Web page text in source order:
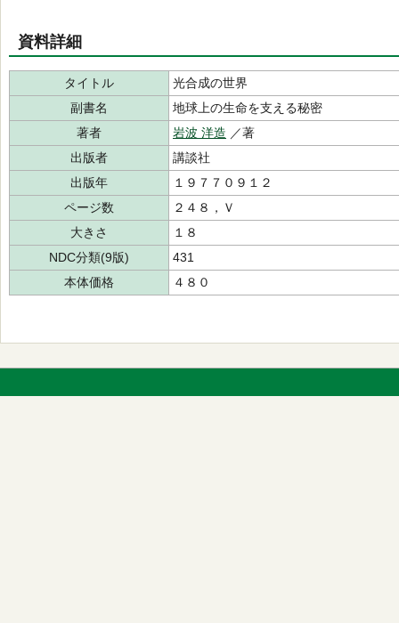
資料詳細
タイトル
光合成の世界
副書名
地球上の生命を支える秘密
著者
岩波 洋造 ／著
出版者
講談社
出版年
１９７７０９１２
ページ数
２４８，Ｖ
大きさ
１８
NDC分類(9版)
431
本体価格
４８０